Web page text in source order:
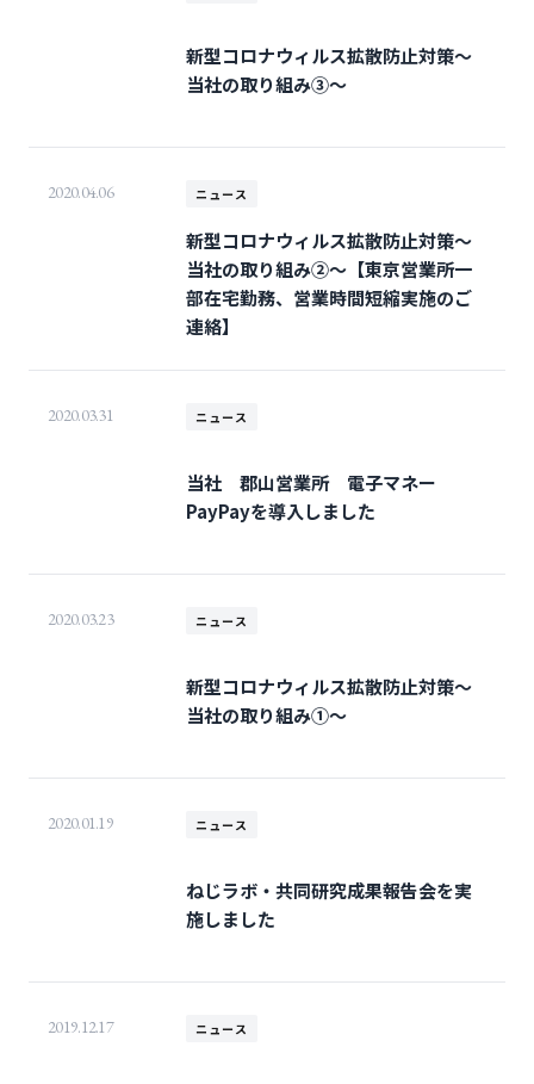
新型コロナウィルス拡散防止対策～
当社の取り組み③～
2020.04.06 ニュース
新型コロナウィルス拡散防止対策～
当社の取り組み②～【東京営業所一
部在宅勤務、営業時間短縮実施のご
連絡】
2020.03.31 ニュース
当社 郡山営業所 電子マネー
PayPayを導入しました
2020.03.23 ニュース
新型コロナウィルス拡散防止対策～
当社の取り組み①～
2020.01.19 ニュース
ねじラボ・共同研究成果報告会を実
施しました
2019.12.17 ニュース